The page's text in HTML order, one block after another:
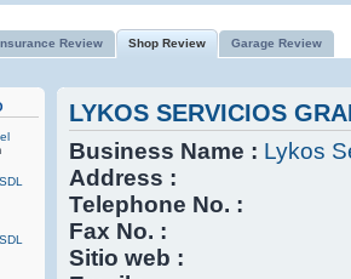
Review Shop Review Garage Review
LYKOS SERVICIOS
Business Name : Lykos
Address :
Telephone No. :
Fax No. :
Sitio web :